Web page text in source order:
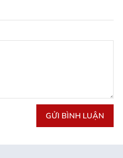
GỬI BÌNH LUẬN